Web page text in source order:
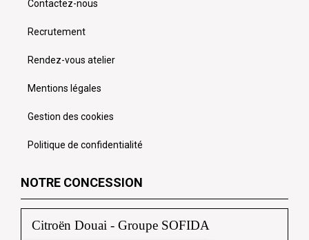
Contactez-nous
Recrutement
Rendez-vous atelier
Mentions légales
Gestion des cookies
Politique de confidentialité
NOTRE CONCESSION
Citroën Douai - Groupe SOFIDA